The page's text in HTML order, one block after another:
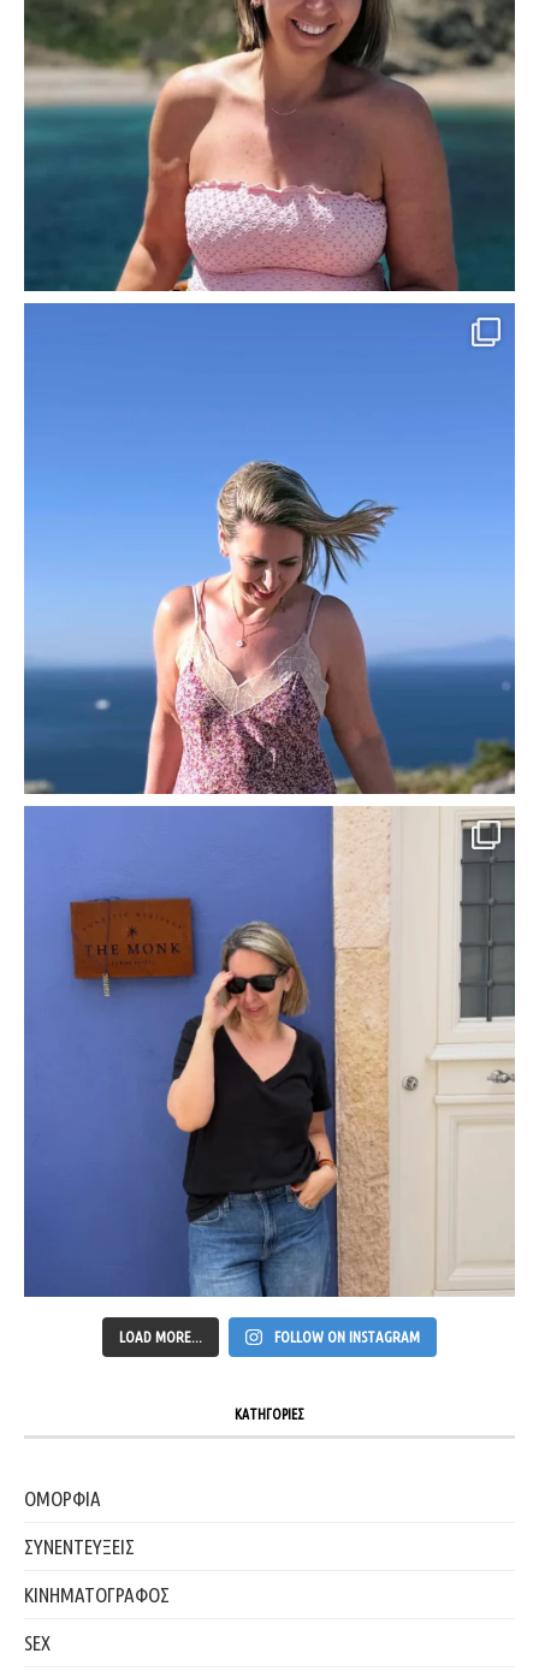
LOAD MORE... FOLLOW ON INSTAGRAM
ΚΑΤΗΓΟΡΙΕΣ
ΟΜΟΡΦΙΑ
ΣΥΝΕΝΤΕΥΞΕΙΣ
ΚΙΝΗΜΑΤΟΓΡΑΦΟΣ
SEX